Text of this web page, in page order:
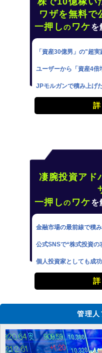
ワザを無料で
一押しの ワケを
「資産30億男」の"超
ユーザーから「資産4
JPモルガンで積み上げ
凄腕投資アド
一押しの ワケを
金融市場の最前線で積
公式SNSで“株式投資の
個人投資家としても成
管理人